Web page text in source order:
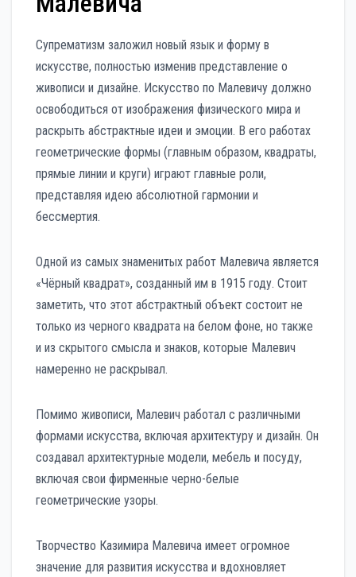
Супрематизм заложил новый язык и форму в
искусстве, полностью изменив представление о
живописи и дизайне. Искусство по Малевичу должно
освободиться от изображения физического мира и
раскрыть абстрактные идеи и эмоции. В его работах
геометрические формы (главным образом, квадраты,
прямые линии и круги) играют главные роли,
представляя идею абсолютной гармонии и
бессмертия.
Одной из самых знаменитых работ Малевича является
«Чёрный квадрат», созданный им в 1915 году. Стоит
заметить, что этот абстрактный объект состоит не
только из черного квадрата на белом фоне, но также
и из скрытого смысла и знаков, которые Малевич
намеренно не раскрывал.
Помимо живописи, Малевич работал с различными
формами искусства, включая архитектуру и дизайн. Он
создавал архитектурные модели, мебель и посуду,
включая свои фирменные черно-белые
геометрические узоры.
Творчество Казимира Малевича имеет огромное
значение для развития искусства и вдохновляет